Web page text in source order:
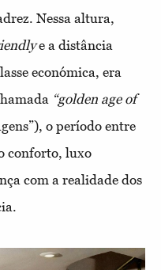
Nessa altura,
e a distância
económica, era
“golden age of
o período entre
conforto, luxo
com a realidade dos